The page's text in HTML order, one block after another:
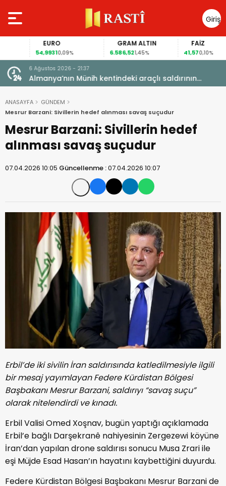
Giriş
Yap
EURO
54,99310,09%
GRAM ALTIN
6.586,521,45%
FAİZ
41,570,10%
FIFA
6 Ağustos 2026 - 21:37
Almanya’nın Münih kentindeki araçlı saldırının
sanığına ömür boyu hapis cezası
ANASAYFA
GÜNDEM
Mesrur Barzani: Sivillerin hedef alınması savaş suçudur
Mesrur Barzani: Sivillerin hedef
alınması savaş suçudur
07.04.2026 10:05 Güncellenme :07.04.2026 10:07
Erbil’de iki sivilin İran saldırısında katledilmesiyle ilgili
bir mesaj yayımlayan Federe Kürdistan Bölgesi
Başbakanı Mesrur Barzani, saldırıyı “savaş suçu”
olarak nitelendirdi ve kınadı.
Erbil Valisi Omed Xoşnav, bugün yaptığı açıklamada
Erbil’e bağlı Darşekranê nahiyesinin Zergezewi köyüne
İran’dan yapılan drone saldırısı sonucu Musa Zrari ile
eşi Müjde Esad Hasan’ın hayatını kaybettiğini duyurdu.
Federe Kürdistan Bölgesi Başbakanı Mesrur Barzani de